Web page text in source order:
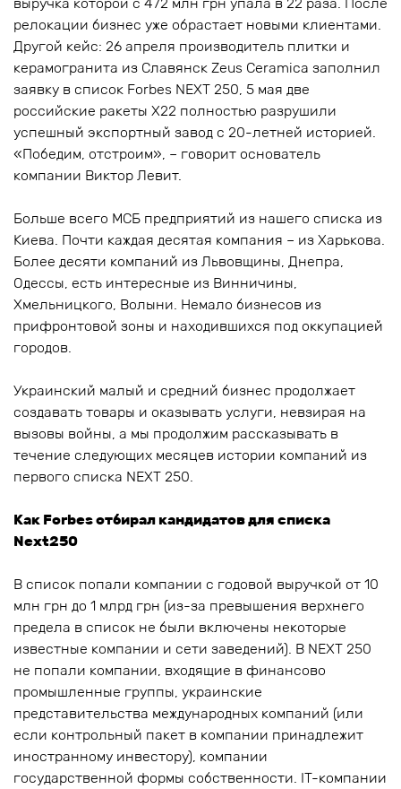
выручка которой с 472 млн грн упала в 22 раза. После
релокации бизнес уже обрастает новыми клиентами.
Другой кейс: 26 апреля производитель плитки и
керамогранита из Славянск Zeus Ceramica заполнил
заявку в список Forbes NEXT 250, 5 мая две
российские ракеты Х22 полностью разрушили
успешный экспортный завод с 20-летней историей.
«Победим, отстроим», – говорит основатель
компании Виктор Левит.
Больше всего МСБ предприятий из нашего списка из
Киева. Почти каждая десятая компания – из Харькова.
Более десяти компаний из Львовщины, Днепра,
Одессы, есть интересные из Винничины,
Хмельницкого, Волыни. Немало бизнесов из
прифронтовой зоны и находившихся под оккупацией
городов.
Украинский малый и средний бизнес продолжает
создавать товары и оказывать услуги, невзирая на
вызовы войны, а мы продолжим рассказывать в
течение следующих месяцев истории компаний из
первого списка NEXT 250.
Как Forbes отбирал кандидатов для списка
Next250
В список попали компании с годовой выручкой от 10
млн грн до 1 млрд грн (из-за превышения верхнего
предела в список не были включены некоторые
известные компании и сети заведений). В NEXT 250
не попали компании, входящие в финансово
промышленные группы, украинские
представительства международных компаний (или
если контрольный пакет в компании принадлежит
иностранному инвестору), компании
государственной формы собственности. IT-компании